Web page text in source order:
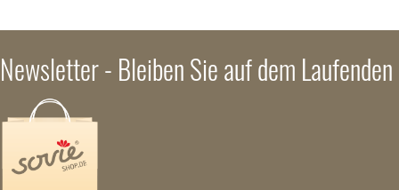
Newsletter - Bleiben Sie auf dem Laufenden